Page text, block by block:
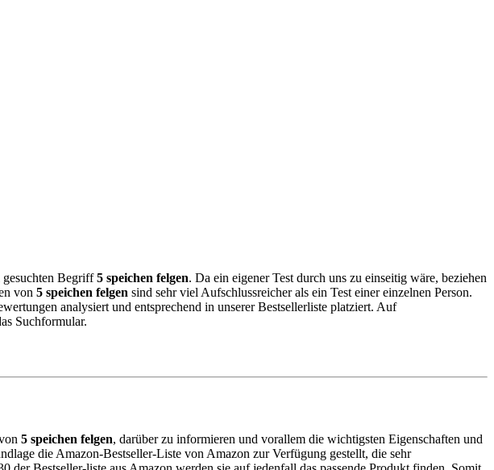
gesuchten Begriff5 speichen felgen. Da ein eigener Test durch uns zu einseitig wäre, beziehen
von 5 speichen felgen sind sehr viel Aufschlussreicher als ein Test einer einzelnen Person.
analysiert und entsprechend in unserer Bestsellerliste platziert. Auf
Suchformular.
5 speichen felgen, darüber zu informieren und vorallem die wichtigsten Eigenschaften und
die Amazon-Bestseller-Liste von Amazon zur Verfügung gestellt, die sehr